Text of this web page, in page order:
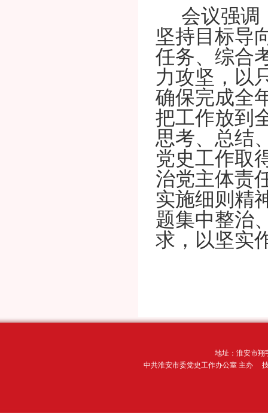
会议强调
坚持目标导
任务、综合
力攻坚，以
确保完成全
把工作放到
思考、总结
党史工作取
治党主体责
实施细则精
题集中整治
求，以坚实
地址：淮安市翔
中共淮安市委党史工作办公室 主办